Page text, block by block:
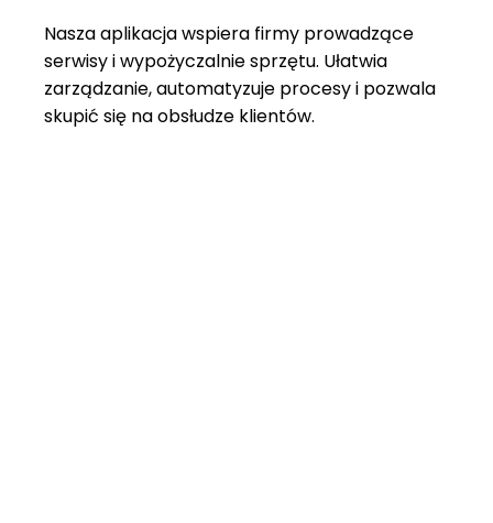
Nasza aplikacja wspiera firmy prowadzące
serwisy i wypożyczalnie sprzętu. Ułatwia
zarządzanie, automatyzuje procesy i pozwala
skupić się na obsłudze klientów.